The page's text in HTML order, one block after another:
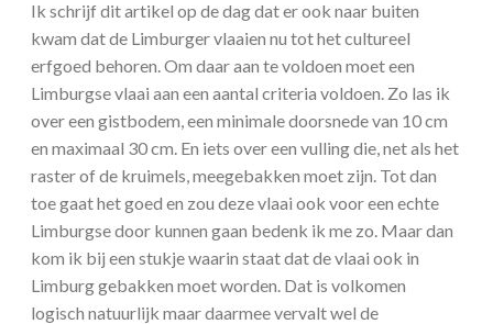
Ik schrijf dit artikel op de dag dat er ook naar buiten
kwam dat de Limburger vlaaien nu tot het cultureel
erfgoed behoren. Om daar aan te voldoen moet een
Limburgse vlaai aan een aantal criteria voldoen. Zo las ik
over een gistbodem, een minimale doorsnede van 10 cm
en maximaal 30 cm. En iets over een vulling die, net als het
raster of de kruimels, meegebakken moet zijn. Tot dan
toe gaat het goed en zou deze vlaai ook voor een echte
Limburgse door kunnen gaan bedenk ik me zo. Maar dan
kom ik bij een stukje waarin staat dat de vlaai ook in
Limburg gebakken moet worden. Dat is volkomen
logisch natuurlijk maar daarmee vervalt wel de